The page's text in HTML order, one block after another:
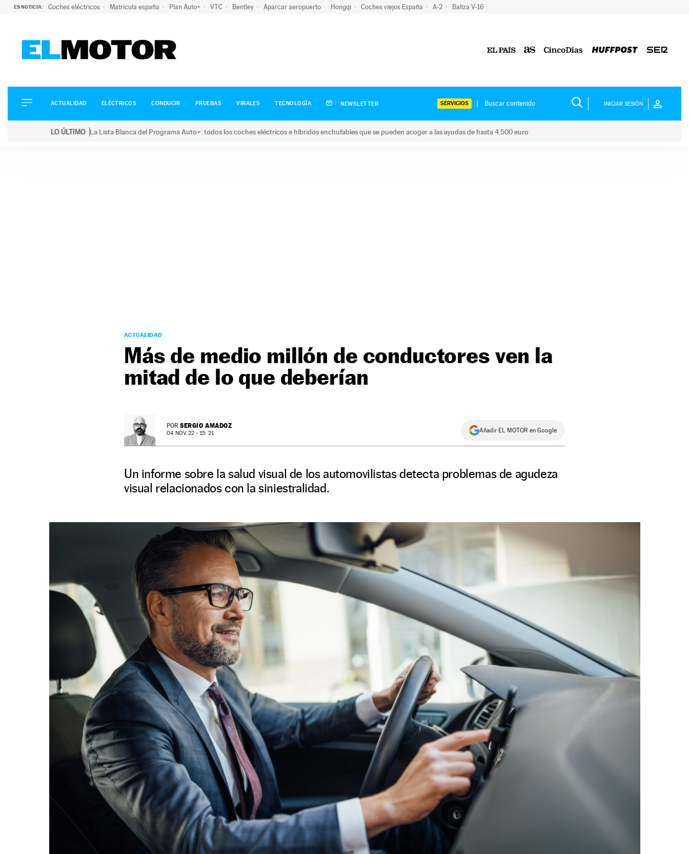
ES NOTICIA: Coches eléctricos Matrícula españa Plan Auto+ VTC Bentley Aparcar aeropuerto Hongqi Coches viejos España A-2 Baliza V-16
ELÉCTRICOS
CONDUCIR
ACTUALIDAD ELÉCTRICOS CONDUCIR PRUEBAS VIRALES TECNOLOGÍA NEWSLETTER SERVICIOS INICIAR SESIÓN
LO ÚLTIMO La Lista Blanca del Programa Auto+: todos los coches eléctricos e híbridos enchufables que se pueden acoger a las ayudas de hasta 4.500 euro
ACTUALIDAD
Más de medio millón de conductores ven la
mitad de lo que deberían
POR SERGIO AMADOZ
04 NOV 22 - 15: 21 Añadir EL MOTOR en Google
Un informe sobre la salud visual de los automovilistas detecta problemas de agudeza
visual relacionados con la siniestralidad.